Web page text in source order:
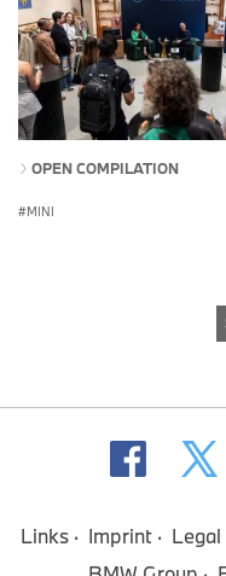
OPEN COMPILATION
MINI
Links Imprint